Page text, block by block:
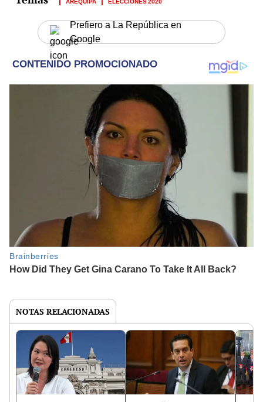
Prefiero a La República en
Google
NOTAS RELACIONADAS